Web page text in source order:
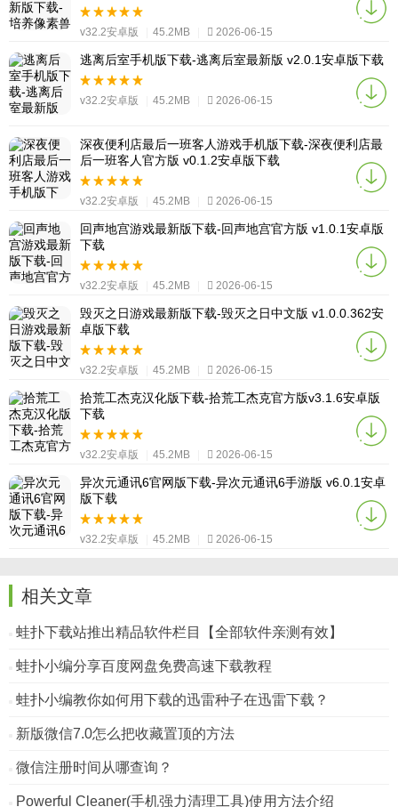
v32.2安卓版 45.2MB 2026-06-15
逃离后室手机版下载-逃离后室最新版 v2.0.1安卓版下载
v32.2安卓版 45.2MB 2026-06-15
深夜便利店最后一班客人游戏手机版下载-深夜便利店最
后一班客人官方版 v0.1.2安卓版下载
v32.2安卓版 45.2MB 2026-06-15
回声地宫游戏最新版下载-回声地宫官方版 v1.0.1安卓版
下载
v32.2安卓版 45.2MB 2026-06-15
毁灭之日游戏最新版下载-毁灭之日中文版 v1.0.0.362安
卓版下载
v32.2安卓版 45.2MB 2026-06-15
拾荒工杰克汉化版下载-拾荒工杰克官方版v3.1.6安卓版
下载
v32.2安卓版 45.2MB 2026-06-15
异次元通讯6官网版下载-异次元通讯6手游版 v6.0.1安卓
版下载
v32.2安卓版 45.2MB 2026-06-15
相关文章
蛙扑下载站推出精品软件栏目【全部软件亲测有效】
蛙扑小编分享百度网盘免费高速下载教程
蛙扑小编教你如何用下载的迅雷种子在迅雷下载？
新版微信7.0怎么把收藏置顶的方法
微信注册时间从哪查询？
Powerful Cleaner(手机强力清理工具)使用方法介绍